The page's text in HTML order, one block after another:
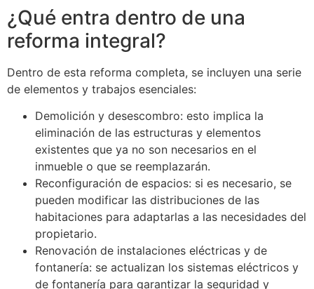
¿Qué entra dentro de una
reforma integral?
Dentro de esta reforma completa, se incluyen una serie
de elementos y trabajos esenciales:
Demolición y desescombro: esto implica la
eliminación de las estructuras y elementos
existentes que ya no son necesarios en el
inmueble o que se reemplazarán.
Reconfiguración de espacios: si es necesario, se
pueden modificar las distribuciones de las
habitaciones para adaptarlas a las necesidades del
propietario.
Renovación de instalaciones eléctricas y de
fontanería: se actualizan los sistemas eléctricos y
de fontanería para garantizar la seguridad y